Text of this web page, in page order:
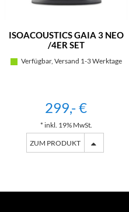
ISOACOUSTICS GAIA 3 NEO
/4ER SET
Verfügbar, Versand 1-3 Werktage
299,- €
* inkl. 19% MwSt.
ZUM PRODUKT